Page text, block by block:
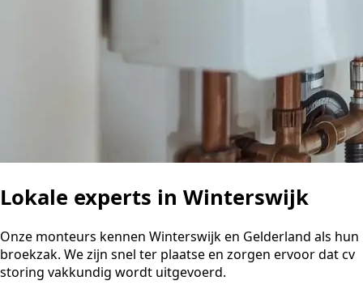
Lokale experts in Winterswijk
Onze monteurs kennen Winterswijk en Gelderland als hun
broekzak. We zijn snel ter plaatse en zorgen ervoor dat cv
storing vakkundig wordt uitgevoerd.